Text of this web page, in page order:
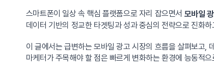
스마트폰이 일상 속 핵심 플랫폼으로 자리 잡으면서 모바일
데이터 기반의 정교한 타겟팅과 성과 중심의 전략으로 진화
이 글에서는 급변하는 모바일 광고 시장의 흐름을 살펴보고,
마케터가 주목해야 할 점은 빠르게 변화하는 환경에 능동적